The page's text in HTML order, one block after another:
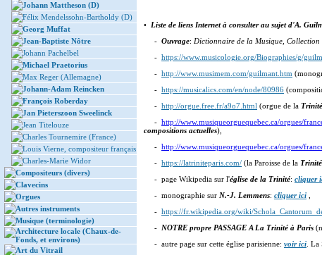
Johann Mattheson (D)
Félix Mendelssohn-Bartholdy (D)
Georg Muffat
Jean-Baptiste Nôtre
Johann Pachelbel
Michael Praetorius
Max Reger (Allemagne)
Johann-Adam Reincken
François Roberday
Jan Pieterszoon Sweelinck
Jean Titelouze
Charles Tournemire (France)
Louis Vierne, compositeur français
Charles-Marie Widor
Compositeurs (divers)
Clavecins
Orgues
Autres instruments
Musique (terminologie)
Architecture locale (Chaux-de-
Fonds, et environs)
Art du Vitrail
• Liste de liens Internet à consulter au sujet d'A.
- Ouvrage: Dictionnaire de la Musique,
- https://www.musicologie.org/Biographies/g/
- http://www.musimem.com/guilmant.htm
- https://musicalics.com/en/node/80986
- http://orgue.free.fr/a9o7.html (orgue de la
- http://www.musiqueorguequebec.ca/orgues/
compositions actuelles),
- http://www.musiqueorguequebec.ca/orgues/
- https://latriniteparis.com/ (la Paroisse de la
- page Wikipedia sur l'église de la Trinité: cliquer
- monographie sur N.-J. Lemmens: cliquer ici
- https://fr.wikipedia.org/wiki/
- NOTRE propre PASSAGE A La Trinité à Paris
- autre page sur cette église parisienne: voir ici .